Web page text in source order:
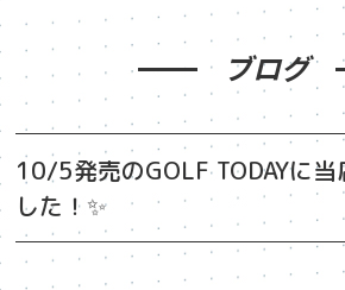
ブログ
10/5発売のGOLF TODAYに
した！✨